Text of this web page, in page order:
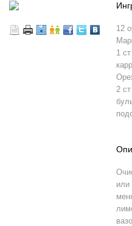
12
1
2
или